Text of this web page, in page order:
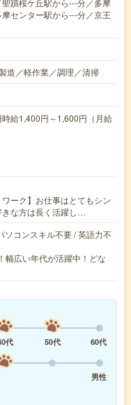
センター駅から---分／京王
造／軽作業／調理／清掃
給1,400円～1,600円（月給
ーク】お仕事はとてもシン
きな方は長く活躍し…
ソコンスキル不要 / 英語力不
幅広い年代が活躍中！どな
代 50代
60代
男性